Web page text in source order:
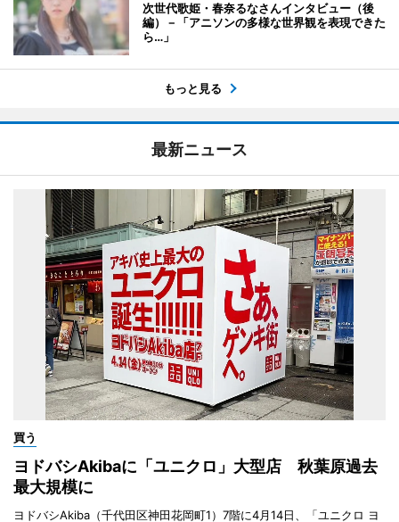
次世代歌姫・春奈るなさんインタビュー（後
編）－「アニソンの多様な世界観を表現できた
ら…」
もっと見る
最新ニュース
買う
ヨドバシAkibaに「ユニクロ」大型店 秋葉原過去
最大規模に
ヨドバシAkiba（千代田区神田花岡町1）7階に4月14日、「ユニクロ ヨ